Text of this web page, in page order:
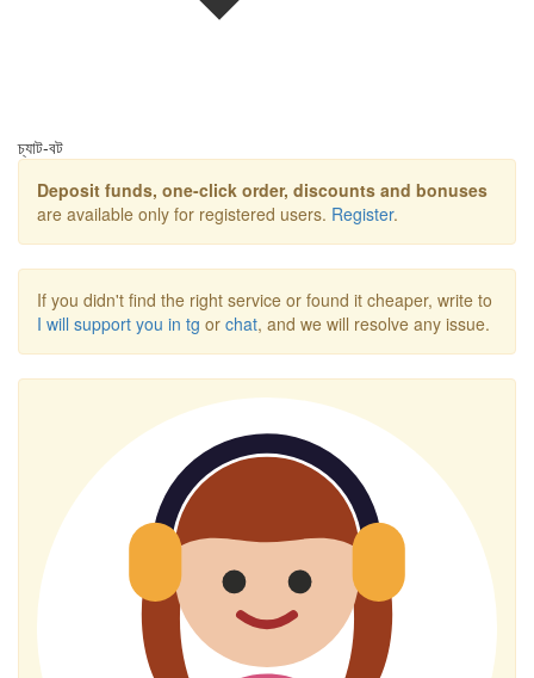
চ্যাট-বট
Deposit funds, one-click order, discounts and bonuses
are available only for registered users. Register.
If you didn't find the right service or found it cheaper, write to
I will support you in tg or chat, and we will resolve any issue.